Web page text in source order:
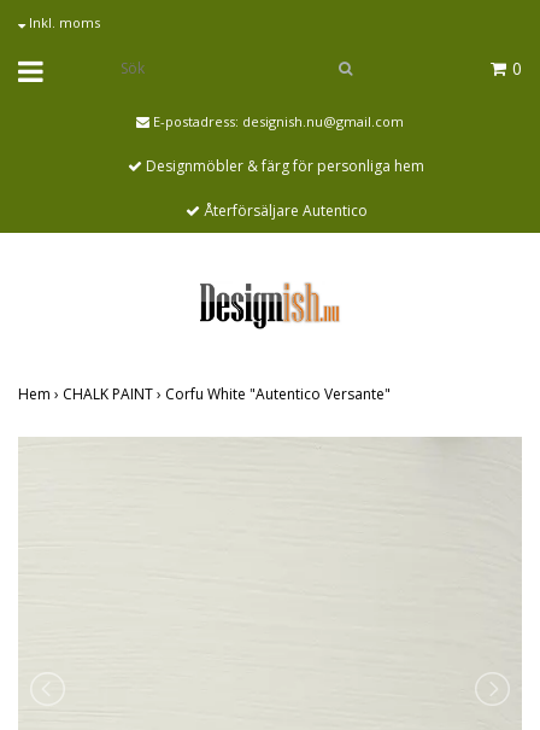
Inkl. moms
0
E-postadress: designish.nu@gmail.com
Designmöbler & färg för personliga hem
Återförsäljare Autentico
Hem › CHALK PAINT› Corfu White "Autentico Versante"